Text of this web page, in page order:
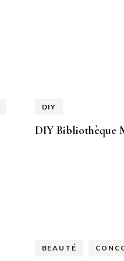
DIY
DIY Bibliothèque
BEAUTÉ